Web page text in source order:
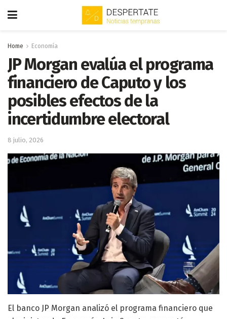
Home Economía
JP Morgan evalúa el programa
financiero de Caputo y los
posibles efectos de la
incertidumbre electoral
8 julio, 2026
El banco JP Morgan analizó el programa financiero que